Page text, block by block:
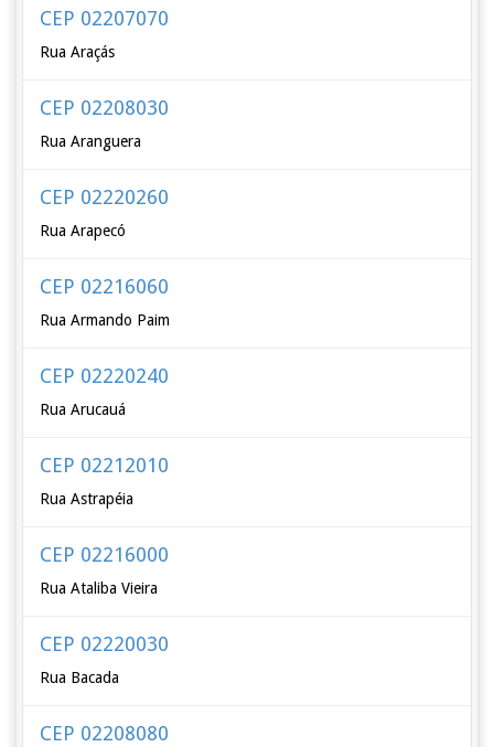
CEP 02207070
Rua Araçás
CEP 02208030
Rua Aranguera
CEP 02220260
Rua Arapecó
CEP 02216060
Rua Armando Paim
CEP 02220240
Rua Arucauá
CEP 02212010
Rua Astrapéia
CEP 02216000
Rua Ataliba Vieira
CEP 02220030
Rua Bacada
CEP 02208080